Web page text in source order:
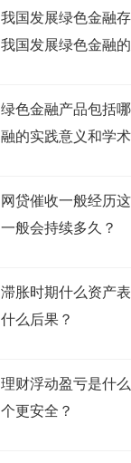
我国发展绿色金融
我国发展绿色金融
绿色金融产品包括
融的实践意义和学
网贷催收一般经历
一般会持续多久？
滞胀时期什么资产
什么后果？
理财浮动盈亏是什
个更安全？